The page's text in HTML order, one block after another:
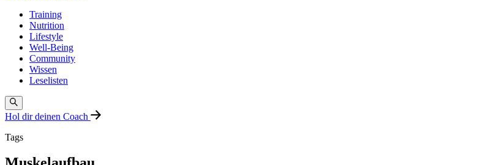
Training
Nutrition
Lifestyle
Well-Being
Community
Wissen
Leselisten
Hol dir deinen Coach
Tags